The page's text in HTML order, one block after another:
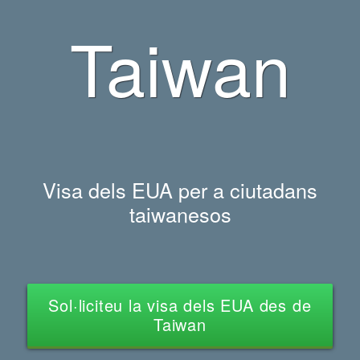
Taiwan
Visa dels EUA per a ciutadans
taiwanesos
Sol·liciteu la visa dels EUA des de
Taiwan